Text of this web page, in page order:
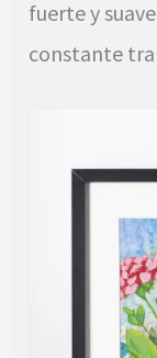
fuerte y
constante